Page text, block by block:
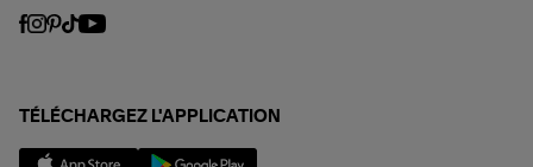
TÉLÉCHARGEZ L'APPLICATION